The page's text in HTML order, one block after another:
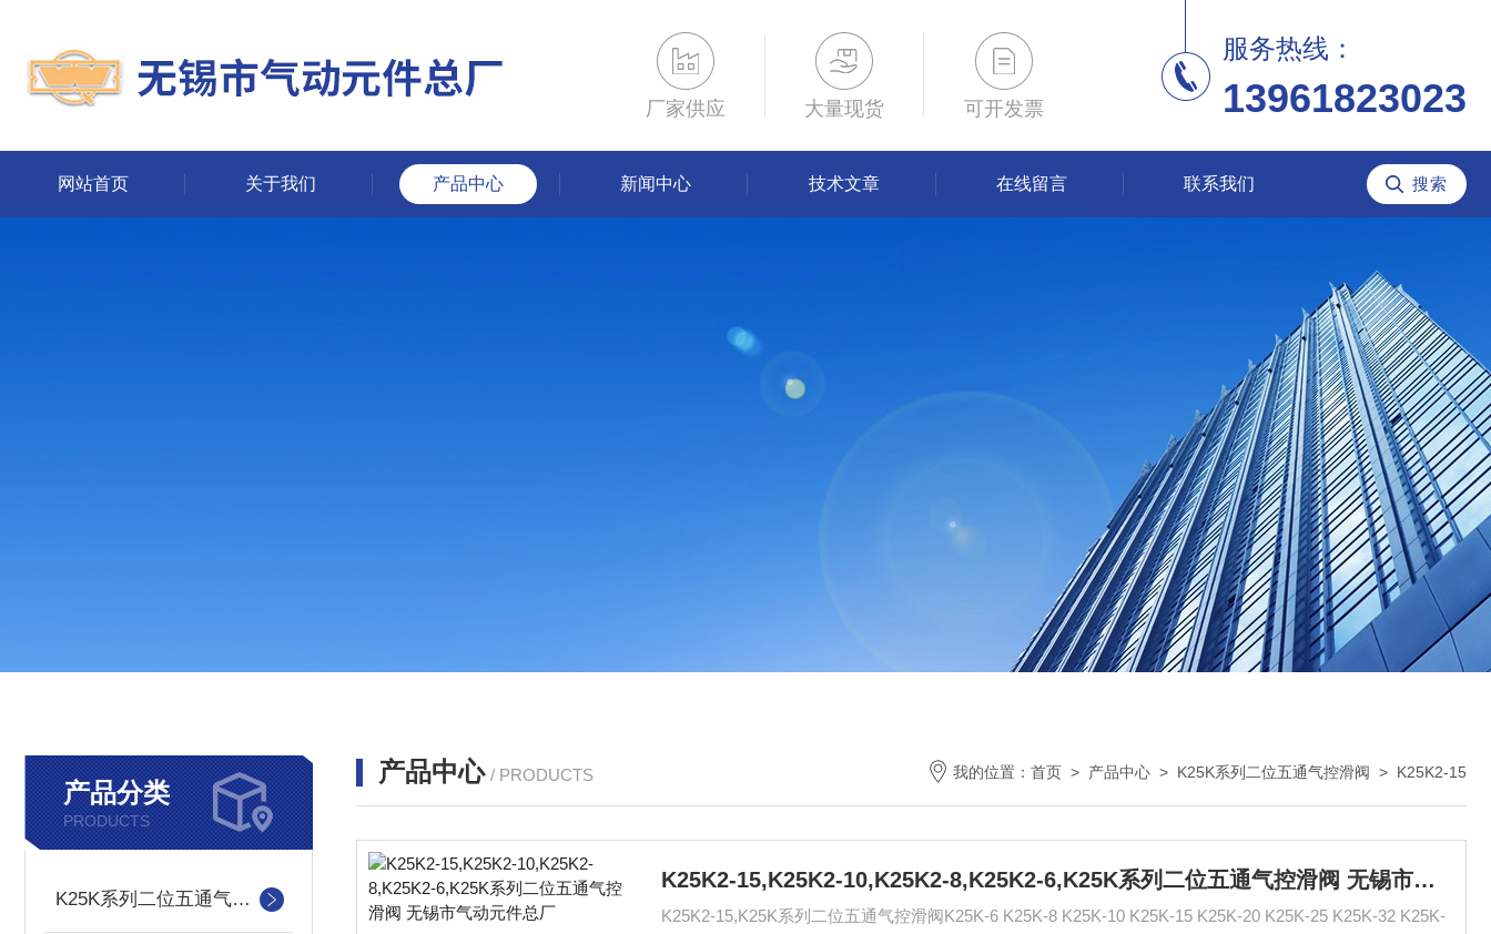
厂家供应 大量现货 可开发票
服务热线：
13961823023
网站首页 关于我们 产品中心 新闻中心 技术文章 在线留言 联系我们
产品分类
PRODUCTS
K25K系列二位五通气控滑阀
产品中心 / PRODUCTS 我的位置： 首页 > 产品中心 > K25K系列二位五通气控滑阀 > K25K2-15
K25K2-15,K25K2-10,K25K2-8,K25K2-6,K25K系列二位五通气控滑阀 无锡市气动元件总厂
K25K2-15,K25K系列二位五通气控滑阀K25K-6 K25K-8 K25K-10 K25K-15 K25K-20 K25K-25 K25K-32 K25K-